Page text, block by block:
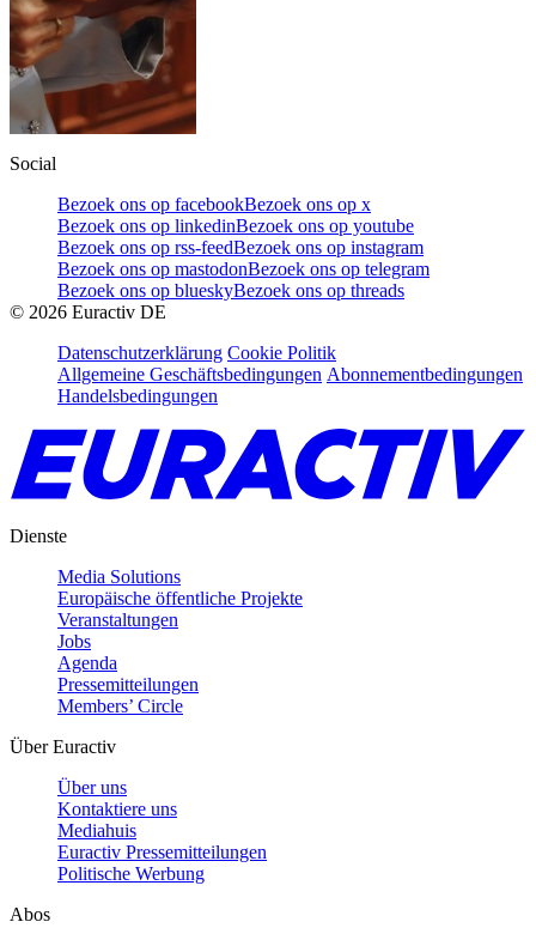
Social
Bezoek ons op facebookBezoek ons op x
Bezoek ons op linkedinBezoek ons op youtube
Bezoek ons op rss-feedBezoek ons op instagram
Bezoek ons op mastodonBezoek ons op telegram
Bezoek ons op blueskyBezoek ons op threads
© 2026 Euractiv DE
Datenschutzerklärung Cookie Politik
Allgemeine Geschäftsbedingungen Abonnementbedingungen
Handelsbedingungen
Dienste
Media Solutions
Europäische öffentliche Projekte
Veranstaltungen
Jobs
Agenda
Pressemitteilungen
Members’ Circle
Über Euractiv
Über uns
Kontaktiere uns
Mediahuis
Euractiv Pressemitteilungen
Politische Werbung
Abos